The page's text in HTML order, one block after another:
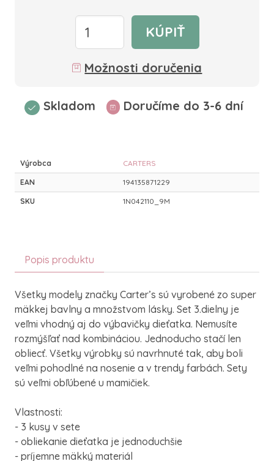
KÚPIŤ
Možnosti doručenia
Skladom Doručíme do 3-6 dní
Výrobca CARTERS
EAN 194135871229
SKU 1N042110_9M
Popis produktu
Všetky modely značky Carter’s sú vyrobené zo super
mäkkej bavlny a množstvom lásky. Set 3.dielny je
veľmi vhodný aj do výbavičky dieťatka. Nemusíte
rozmýšľať nad kombináciou. Jednoducho stačí len
obliecť. Všetky výrobky sú navrhnuté tak, aby boli
veľmi pohodlné na nosenie a v trendy farbách. Sety
sú veľmi obľúbené u mamičiek.
Vlastnosti:
- 3 kusy v sete
- obliekanie dieťatka je jednoduchšie
- príjemne mäkký materiál